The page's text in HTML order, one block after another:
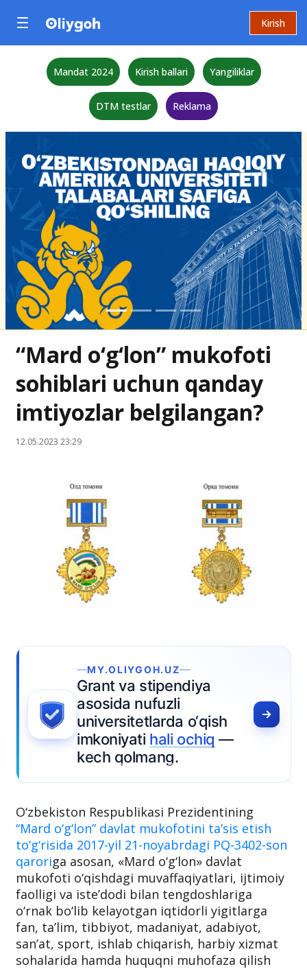
Kirish
Mandat 2024 Kirish ballari Yangiliklar
DTM testlar Reklama
“Mard o‘g‘lon” mukofoti
sohiblari uchun qanday
imtiyozlar belgilangan?
12.05.2023 23:29
MY.OLIYGOH.UZ
Grant va stipendiya
asosida nufuzli
universitetlarda o‘qish
imkoniyati hali ochiq —
kech qolmang.
O‘zbekiston Respublikasi Prezidentining
“Mard o‘g‘lon” davlat mukofotini taʼsis etish
to‘g‘risida 2017-yil 21-noyabrdagi PQ-3402-son
qarori ga asosan, «Mard o‘g‘lon» davlat
mukofoti o‘qishdagi muvaffaqiyatlari, ijtimoiy
faolligi va iste’dodi bilan tengdoshlariga
o‘rnak bo‘lib kelayotgan iqtidorli yigitlarga